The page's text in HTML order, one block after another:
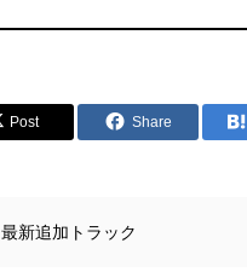
Post Share
最新追加トラック